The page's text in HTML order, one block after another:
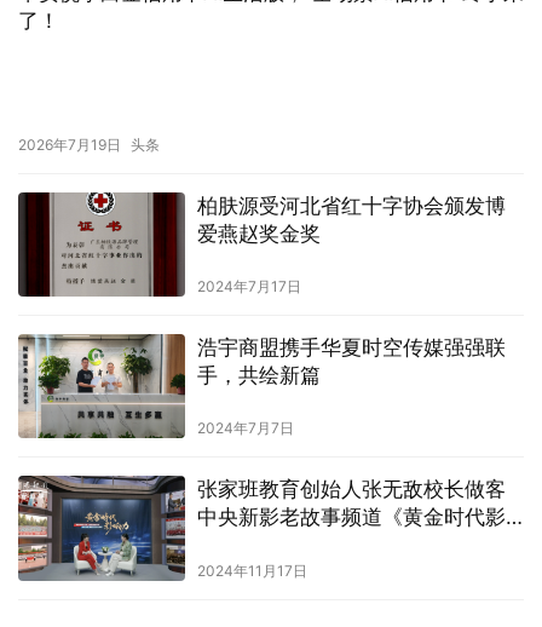
了！
2026年7月19日 头条
柏肤源受河北省红十字协会颁发博
爱燕赵奖金奖
2024年7月17日
浩宇商盟携手华夏时空传媒强强联
手，共绘新篇
2024年7月7日
张家班教育创始人张无敌校长做客
中央新影老故事频道《黄金时代影
2024年11月17日